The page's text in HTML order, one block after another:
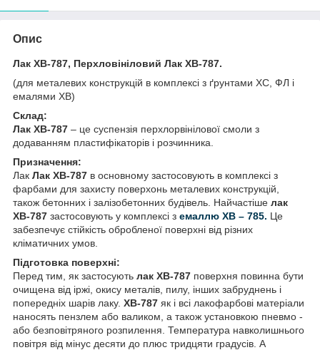
Опис
Лак ХВ-787, Перхловініловий Лак ХВ-787.
(для металевих конструкцій в комплексі з ґрунтами ХС, ФЛ і
емалями ХВ)
Склад:
Лак ХВ-787 – це суспензія перхлорвінілової смоли з
додаванням пластифікаторів і розчинника.
Призначення:
Лак Лак ХВ-787 в основному застосовують в комплексі з
фарбами для захисту поверхонь металевих конструкцій,
також бетонних і залізобетонних будівель. Найчастіше лак
ХВ-787 застосовують у комплексі з емаллю ХВ – 785. Це
забезпечує стійкість обробленої поверхні від різних
кліматичних умов.
Підготовка поверхні:
Перед тим, як застосують лак ХВ-787 поверхня повинна бути
очищена від іржі, окису металів, пилу, інших забруднень і
попередніх шарів лаку. ХВ-787 як і всі лакофарбові матеріали
наносять пензлем або валиком, а також установкою пневмо -
або безповітряного розпилення. Температура навколишнього
повітря від мінус десяти до плюс тридцяти градусів. А